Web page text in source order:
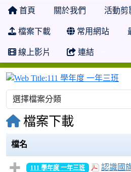
首頁 關於我們 活動剪
檔案下載 常用網站
線上影片 連結
檔案下載
檔名
111 學年度 一年三班 認識國